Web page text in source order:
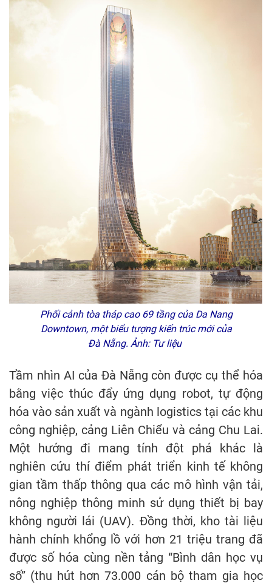
Phối cảnh tòa tháp cao 69 tầng của Da Nang
Downtown, một biểu tượng kiến trúc mới của
Đà Nẵng. Ảnh: Tư liệu
Tầm nhìn AI của Đà Nẵng còn được cụ thể hóa
bằng việc thúc đẩy ứng dụng robot, tự động
hóa vào sản xuất và ngành logistics tại các khu
công nghiệp, cảng Liên Chiểu và cảng Chu Lai.
Một hướng đi mang tính đột phá khác là
nghiên cứu thí điểm phát triển kinh tế không
gian tầm thấp thông qua các mô hình vận tải,
nông nghiệp thông minh sử dụng thiết bị bay
không người lái (UAV). Đồng thời, kho tài liệu
hành chính khổng lồ với hơn 21 triệu trang đã
được số hóa cùng nền tảng “Bình dân học vụ
số” (thu hút hơn 73.000 cán bộ tham gia học